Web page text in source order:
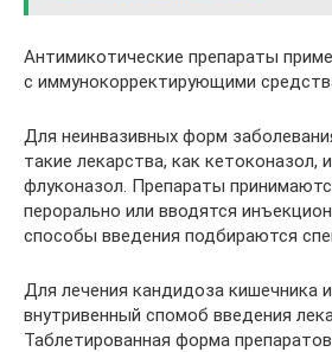
Антимикотические препараты
с иммунокорректирующими
Для неинвазивных форм
такие лекарства, как кетоконазол,
флуконазол. Препараты
перорально или вводятся
способы введения подбираются
Для лечения кандидоза кишечника
внутривенный спомоб введения
Таблетированная форма